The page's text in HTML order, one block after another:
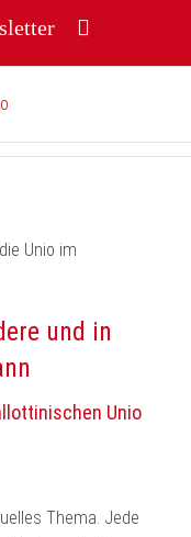
und in
Unio
Thema. Jede